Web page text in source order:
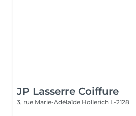
JP Lasserre Coiffure
3, rue Marie-Adélaïde Hollerich L-2128